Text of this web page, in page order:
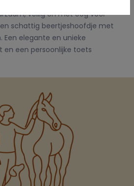
veilig en met oog voor
schattig beertjeshoofdje met
Een elegante en unieke
een persoonlijke toets